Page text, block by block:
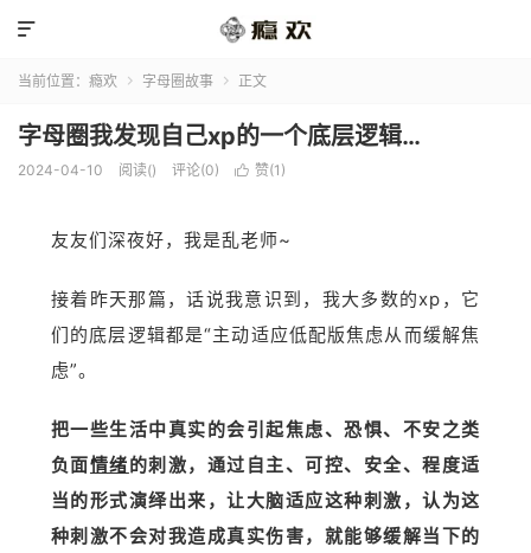

当前位置： 瘾欢  字母圈故事  正文
字母圈我发现自己xp的一个底层逻辑…
2024-04-10 阅读() 评论(0)  赞(1 )
友友们深夜好，我是乱老师~
接着昨天那篇，话说我意识到，我大多数的xp，它
们的底层逻辑都是“主动适应低配版焦虑从而缓解焦
虑”。
把一些生活中真实的会引起焦虑、恐惧、不安之类
负面情绪的刺激，通过自主、可控、安全、程度适
当的形式演绎出来，让大脑适应这种刺激，认为这
种刺激不会对我造成真实伤害，就能够缓解当下的